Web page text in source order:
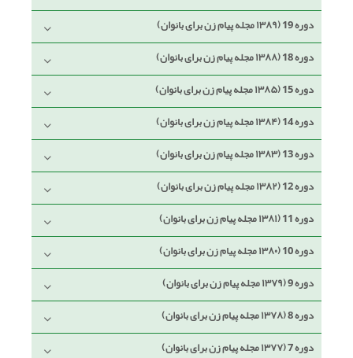
دوره 19 (۱۳۸۹ مجله پیام زن برای بانوان)
دوره 18 (۱۳۸۸ مجله پیام زن برای بانوان)
دوره 15 (۱۳۸۵ مجله پیام زن برای بانوان)
دوره 14 (۱۳۸۴ مجله پیام زن برای بانوان)
دوره 13 (۱۳۸۳ مجله پیام زن برای بانوان)
دوره 12 (۱۳۸۲ مجله پیام زن برای بانوان)
دوره 11 (۱۳۸۱ مجله پیام زن برای بانوان)
دوره 10 (۱۳۸۰ مجله پیام زن برای بانوان)
دوره 9 (۱۳۷۹ مجله پیام زن برای بانوان)
دوره 8 (۱۳۷۸ مجله پیام زن برای بانوان)
دوره 7 (۱۳۷۷ مجله پیام زن برای بانوان)